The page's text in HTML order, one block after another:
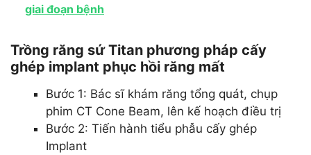
giai đoạn bệnh
Trồng răng sứ Titan phương pháp cấy
ghép implant phục hồi răng mất
Bước 1: Bác sĩ khám răng tổng quát, chụp
phim CT Cone Beam, lên kế hoạch điều trị
Bước 2: Tiến hành tiểu phẫu cấy ghép
Implant